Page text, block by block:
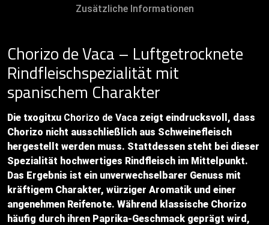
Zusätzliche Informationen
Chorizo de Vaca – Luftgetrocknete
Rindfleischspezialität mit
spanischem Charakter
Die txogitxu Chorizo de Vaca zeigt eindrucksvoll, dass
Chorizo nicht ausschließlich aus Schweinefleisch
hergestellt werden muss. Stattdessen steht bei dieser
Spezialität hochwertiges Rindfleisch im Mittelpunkt.
Das Ergebnis ist ein unverwechselbarer Genuss mit
kräftigem Charakter, würziger Aromatik und einer
angenehmen Reifenote. Während klassische Chorizo
häufig durch ihren Paprika-Geschmack geprägt wird,